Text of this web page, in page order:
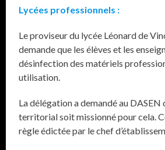
Lycées professionnels :
Le proviseur du lycée Léonard de
demande que les élèves et les
désinfection des matériels
utilisation.
La délégation a demandé au DASEN
territorial soit missionné pour cela.
règle édictée par le chef